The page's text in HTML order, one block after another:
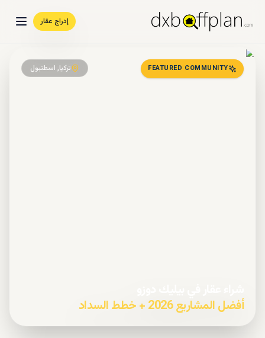
إدراج عقار
FEATURED COMMUNITY تركيا, اسطنبول
أفضل المشاريع 2026 + خطط السداد